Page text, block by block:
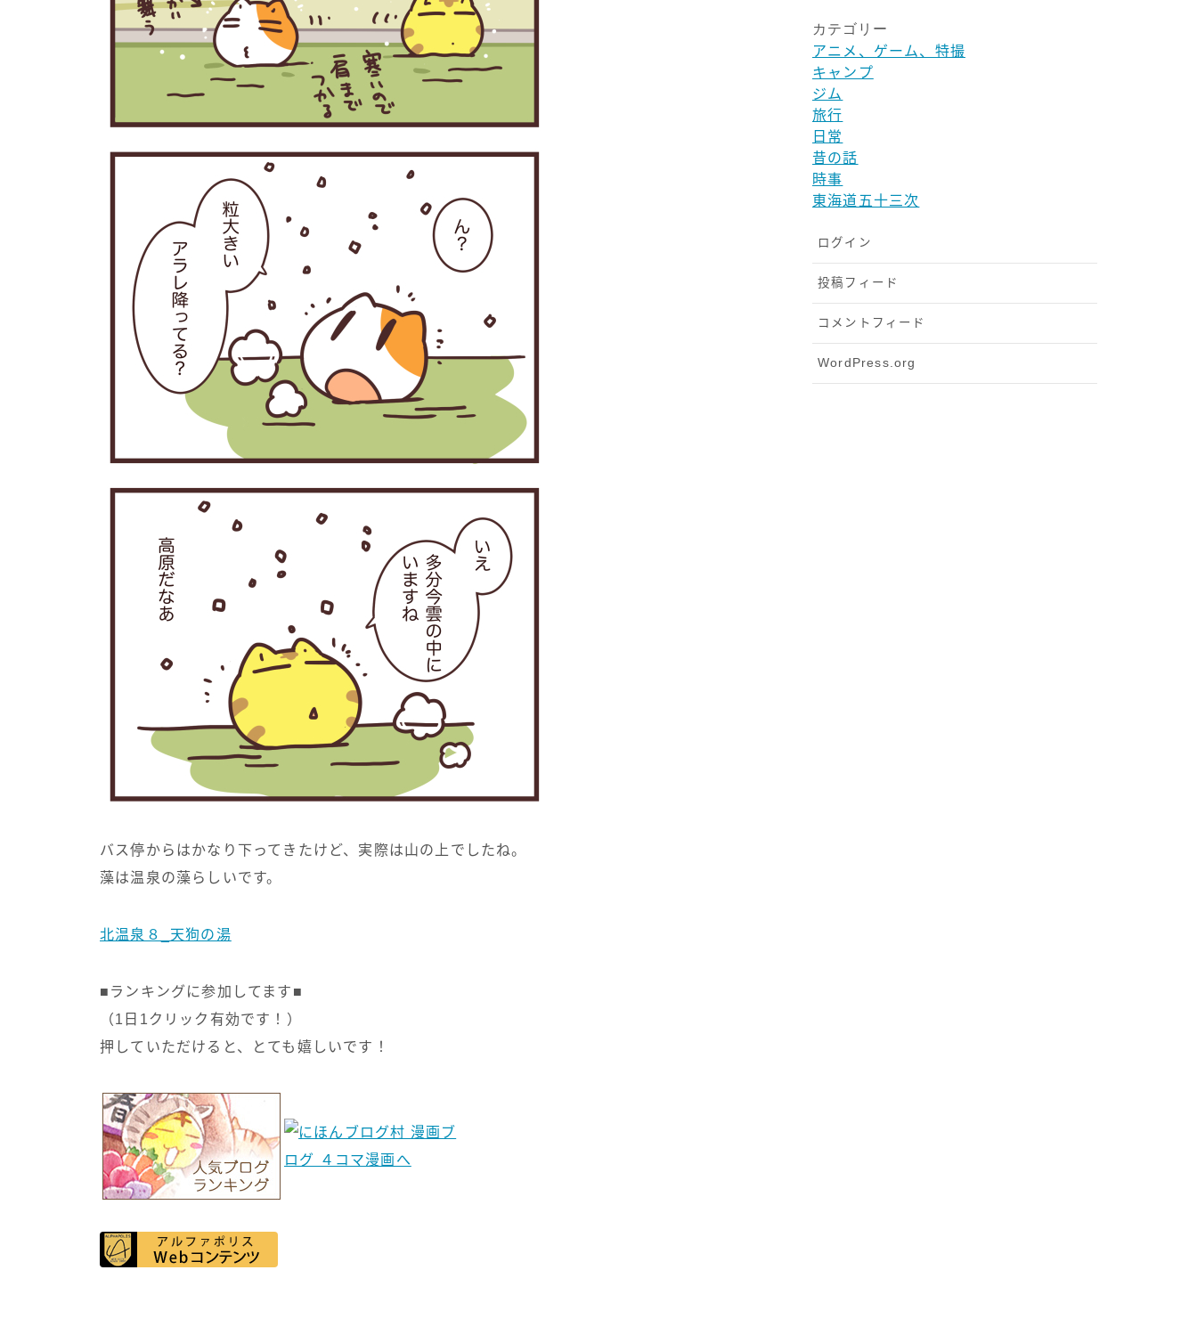
バス停からはかなり下ってきたけど、実際は山の上でしたね。
藻は温泉の藻らしいです。
北温泉８_天狗の湯
■ランキングに参加してます■
（1日1クリック有効です！）
押していただけると、とても嬉しいです！
カテゴリー
アニメ、ゲーム、特撮
キャンプ
ジム
旅行
日常
昔の話
時事
東海道五十三次
ログイン
投稿フィード
コメントフィード
WordPress.org